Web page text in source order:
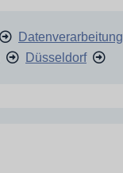
Datenverarbeitung
Düsseldorf